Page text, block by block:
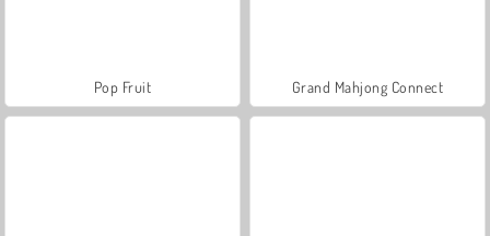
Pop Fruit Grand Mahjong Connect